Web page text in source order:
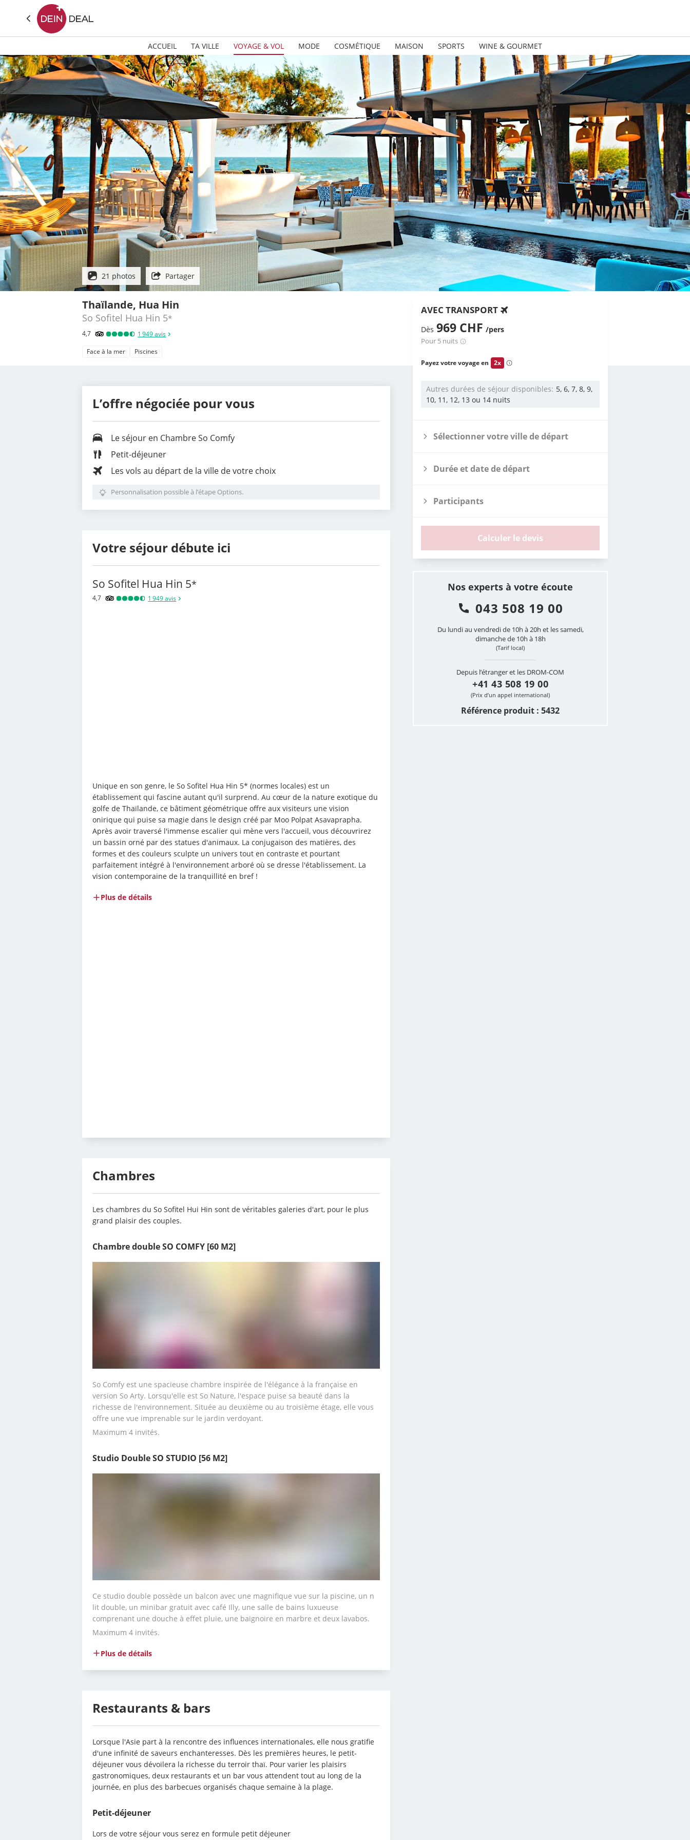
ACCUEIL TA VILLE VOYAGE & VOL MODE COSMÉTIQUE MAISON SPORTS WINE & GOURMET
21 photos Partager
Thaïlande, Hua Hin
So Sofitel Hua Hin 5*
4,7 1 949avis
Face à la mer Piscines
AVEC TRANSPORT
Dès 969 CHF /pers
Pour 5 nuits
Payez votre voyage en 2x
Autres durées de séjour disponibles 5, 6, 7, 8, 9,
10, 11, 12, 13 ou 14 nuits
Sélectionner votre ville de départ
Durée et date de départ
Participants
Calculer le devis
Nos experts à votre écoute
043 508 19 00
Du lundi au vendredi de 10h à 20h et les samedi,
dimanche de 10h à 18h
(Tarif local)
Depuis l’étranger et les DROM-COM
+41 43 508 19 00
(Prix d’un appel international)
Référence produit : 5432
L’offre négociée pour vous
Le séjour en Chambre So Comfy
Petit-déjeuner
Les vols au départ de la ville de votre choix
Personnalisation possible à l’étape Options.
Votre séjour débute ici
So Sofitel Hua Hin 5*
4,7 1 949avis
Unique en son genre, le So Sofitel Hua Hin 5* (normes locales) est un
établissement qui fascine autant qu'il surprend. Au cœur de la nature exotique du
golfe de Thaïlande, ce bâtiment géométrique offre aux visiteurs une vision
onirique qui puise sa magie dans le design créé par Moo Polpat Asavaprapha.
Après avoir traversé l'immense escalier qui mène vers l'accueil, vous découvrirez
un bassin orné par des statues d'animaux. La conjugaison des matières, des
formes et des couleurs sculpte un univers tout en contraste et pourtant
parfaitement intégré à l'environnement arboré où se dresse l'établissement. La
vision contemporaine de la tranquillité en bref !
Plus de détails
Chambres
Les chambres du So Sofitel Hui Hin sont de véritables galeries d'art, pour le plus
grand plaisir des couples.
Chambre double SO COMFY [60 M2]
So Comfy est une spacieuse chambre inspirée de l'élégance à la française en
version So Arty. Lorsqu'elle est So Nature, l'espace puise sa beauté dans la
richesse de l'environnement. Située au deuxième ou au troisième étage, elle vous
offre une vue imprenable sur le jardin verdoyant.
Maximum 4 invités.
Studio Double SO STUDIO [56 M2]
Ce studio double possède un balcon avec une magnifique vue sur la piscine, un n
lit double, un minibar gratuit avec café Illy, une salle de bains luxueuse
comprenant une douche à effet pluie, une baignoire en marbre et deux lavabos.
Maximum 4 invités.
Plus de détails
Restaurants & bars
Lorsque l'Asie part à la rencontre des influences internationales, elle nous gratifie
d'une infinité de saveurs enchanteresses. Dès les premières heures, le petit-
déjeuner vous dévoilera la richesse du terroir thaï. Pour varier les plaisirs
gastronomiques, deux restaurants et un bar vous attendent tout au long de la
journée, en plus des barbecues organisés chaque semaine à la plage.
Petit-déjeuner
Lors de votre séjour vous serez en formule petit déjeuner